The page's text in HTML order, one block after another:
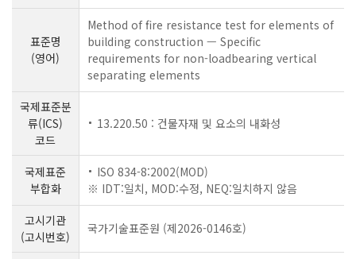
표준명
(영어)
Method of fire resistance test for elements of
building construction — Specific
requirements for non-loadbearing vertical
separating elements
국제표준분
류(ICS)
코드
13.220.50 : 건물자재 및 요소의 내화성
국제표준
부합화
ISO 834-8:2002(MOD)
※ IDT:일치, MOD:수정, NEQ:일치하지 않음
고시기관
(고시번호)
국가기술표준원 (제2026-0146호)